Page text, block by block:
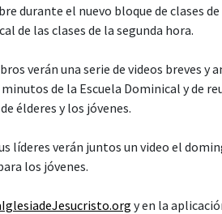
durante el nuevo bloque de clases
de las clases de la segunda hora.
verán una serie de videos breves y
de la Escuela Dominical y de
élderes y los jóvenes.
líderes verán juntos un video el
los jóvenes.
y en la